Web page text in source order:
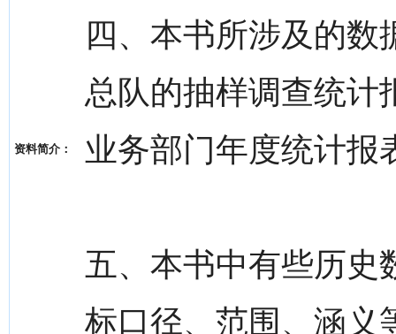
资料简介：
四、本书所涉及的
总队的抽样调查统计
业务部门年度统计报
五、本书中有些历史
标口径、范围、涵义